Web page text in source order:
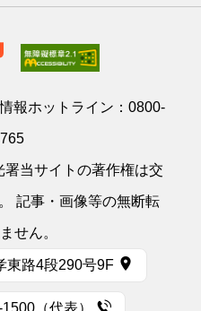
報ホットライン： 0800-
当サイトの著作権は交
記事・画像等の無断転
せん。
東路4段290号9F
（代表）